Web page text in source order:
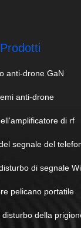
Prodotti
anti-drone GaN
anti-drone
di rf
segnale del
di segnale
pelicano portatile
della